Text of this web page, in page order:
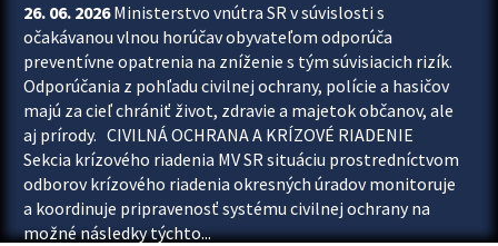
26. 06. 2026Ministerstvo vnútra SR v súvislosti s
očakávanou vlnou horúčav obyvateľom odporúča
preventívne opatrenia na zníženie s tým súvisiacich rizík.
Odporúčania z pohľadu civilnej ochrany, polície a hasičov
majú za cieľ chrániť život, zdravie a majetok občanov, ale
aj prírody. CIVILNÁ OCHRANA A KRÍZOVÉ RIADENIE
Sekcia krízového riadenia MV SR situáciu prostredníctvom
odborov krízového riadenia okresných úradov monitoruje
a koordinuje pripravenosť systému civilnej ochrany na
možné následky týchto...